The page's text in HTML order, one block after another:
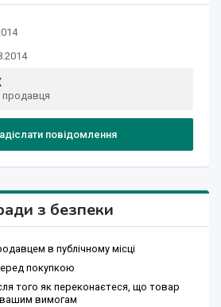
повідомлення
з безпеки
в публічному місці
покупкою
того як переконаєтеся, що товар
вашим вимогам